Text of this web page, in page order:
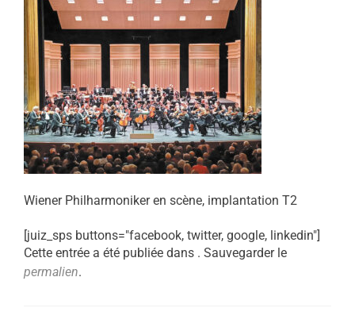
Wiener Philharmoniker en scène, implantation T2
[juiz_sps buttons="facebook, twitter, google, linkedin"]
Cette entrée a été publiée dans . Sauvegarder le
permalien.